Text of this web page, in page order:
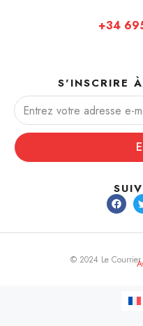
+34
S'INSCRIRE
© 2024 Le Courrier